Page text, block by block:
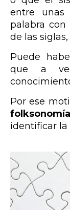
entre unas
palabra
de las
Puede
que a
Por ese
identificar la